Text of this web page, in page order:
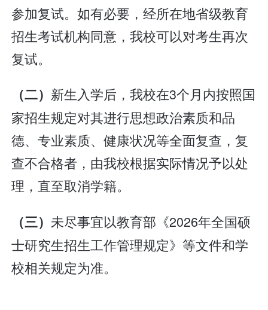
参加复试。如有必要，经所在地省级教育
招生考试机构同意，我校可以对考生再次
复试。
（二）新生入学后，我校在3个月内按照国
家招生规定对其进行思想政治素质和品
德、专业素质、健康状况等全面复查，复
查不合格者，由我校根据实际情况予以处
理，直至取消学籍。
（三）未尽事宜以教育部《2026年全国硕
士研究生招生工作管理规定》等文件和学
校相关规定为准。